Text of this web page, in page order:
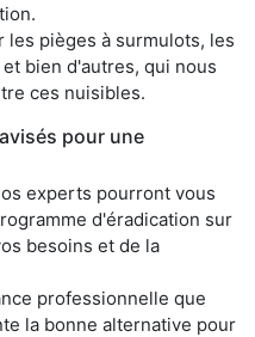
pièges à surmulots, les
bien d'autres, qui nous
ces nuisibles.
pour une
experts pourront vous
d'éradication sur
besoins et de la
professionnelle que
la bonne alternative pour